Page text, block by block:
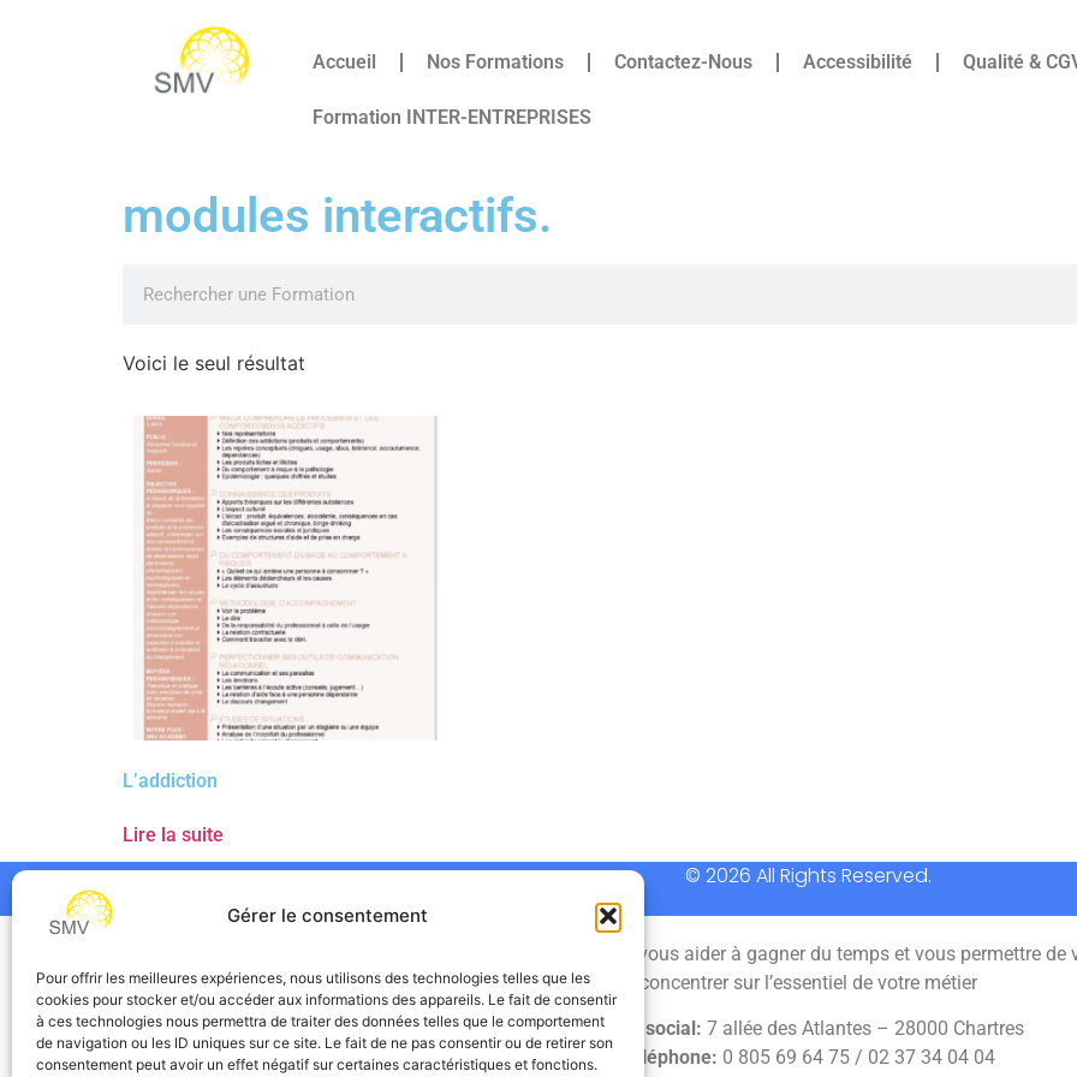
Gérer le consentement
Pour offrir les meilleures expériences, nous utilisons des technologies telles que les
cookies pour stocker et/ou accéder aux informations des appareils. Le fait de consentir
à ces technologies nous permettra de traiter des données telles que le comportement
de navigation ou les ID uniques sur ce site. Le fait de ne pas consentir ou de retirer son
consentement peut avoir un effet négatif sur certaines caractéristiques et fonctions.
Accueil Nos Formations Contactez-Nous Accessibilité Qualité &
Formation INTER-ENTREPRISES
modules interactifs.
Voici le seul résultat
L’addiction
Lire la suite
© 2026 All Rights Reserved.
SMV permet de vous aider à gagner du temps et vous permettre de
concentrer sur l’essentiel de votre métier
Siège social: 7 allée des Atlantes – 28000 Chartres
Téléphone: 0 805 69 64 75 / 02 37 34 04 04